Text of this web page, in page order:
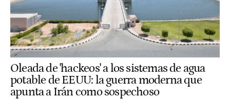
Oleada de 'hackeos' a los sistemas de agua
potable de EEUU: la guerra moderna que
apunta a Irán como sospechoso